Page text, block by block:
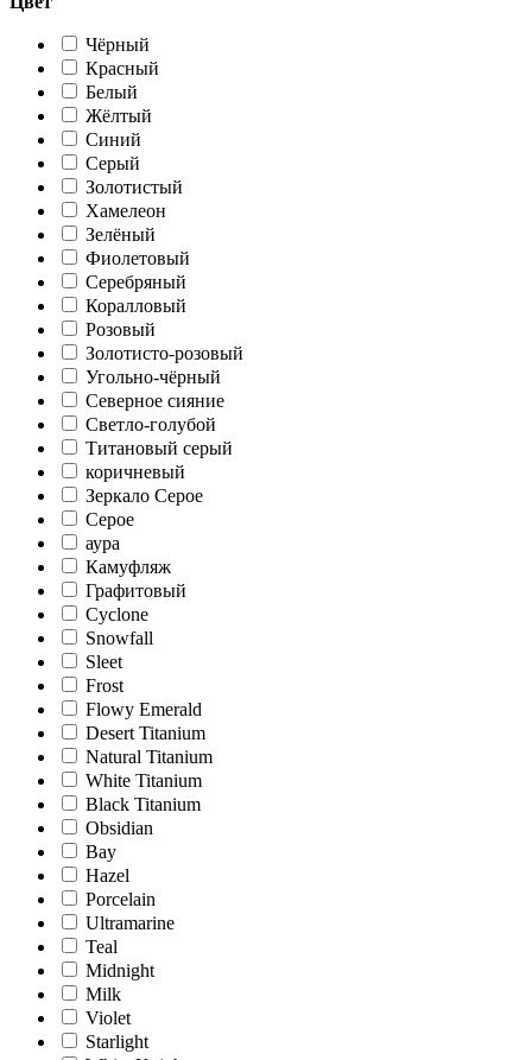
Чёрный
Красный
Белый
Жёлтый
Синий
Серый
Золотистый
Хамелеон
Зелёный
Фиолетовый
Серебряный
Коралловый
Розовый
Золотисто-розовый
Угольно-чёрный
Северное сияние
Светло-голубой
Титановый серый
коричневый
Зеркало Серое
Серое
аура
Камуфляж
Графитовый
Cyclone
Snowfall
Sleet
Frost
Flowy Emerald
Desert Titanium
Natural Titanium
White Titanium
Black Titanium
Obsidian
Bay
Hazel
Porcelain
Ultramarine
Teal
Midnight
Milk
Violet
Starlight